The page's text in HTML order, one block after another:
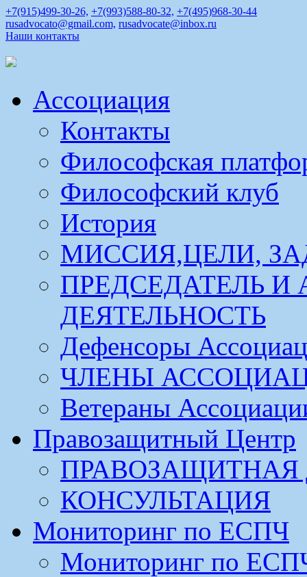
+7(915)499-30-26, +7(993)588-80-32, +7(495)968-30-44
rusadvocato@gmail.com, rusadvocate@inbox.ru
Наши контакты
Ассоциация
Контакты
Философская
Философский клуб
История
МИССИЯ,ЦЕЛИ,
ПРЕДСЕДАТЕЛЬ И
ДЕЯТЕЛЬНОСТЬ
Дефенсоры
ЧЛЕНЫ
Ветераны
Правозащитный Центр
ПРАВОЗАЩИТНАЯ
КОНСУЛЬТАЦИЯ
Мониторинг по ЕСПЧ
Мониторинг по